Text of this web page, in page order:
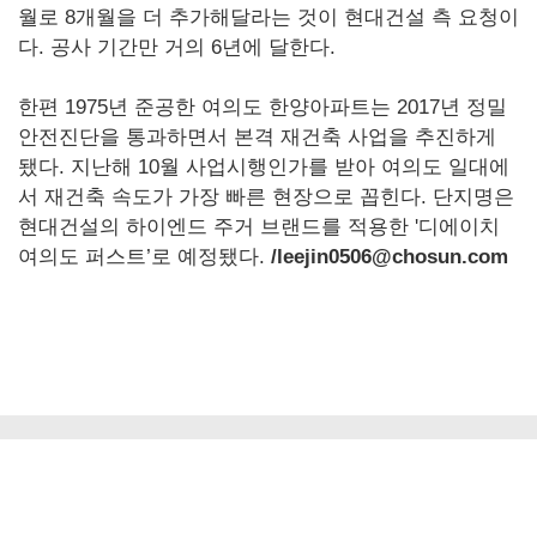
월로 8개월을 더 추가해달라는 것이 현대건설 측 요청이
다. 공사 기간만 거의 6년에 달한다.
한편 1975년 준공한 여의도 한양아파트는 2017년 정밀
안전진단을 통과하면서 본격 재건축 사업을 추진하게
됐다. 지난해 10월 사업시행인가를 받아 여의도 일대에
서 재건축 속도가 가장 빠른 현장으로 꼽힌다. 단지명은
현대건설의 하이엔드 주거 브랜드를 적용한 '디에이치
여의도 퍼스트’로 예정됐다. /leejin0506@chosun.com